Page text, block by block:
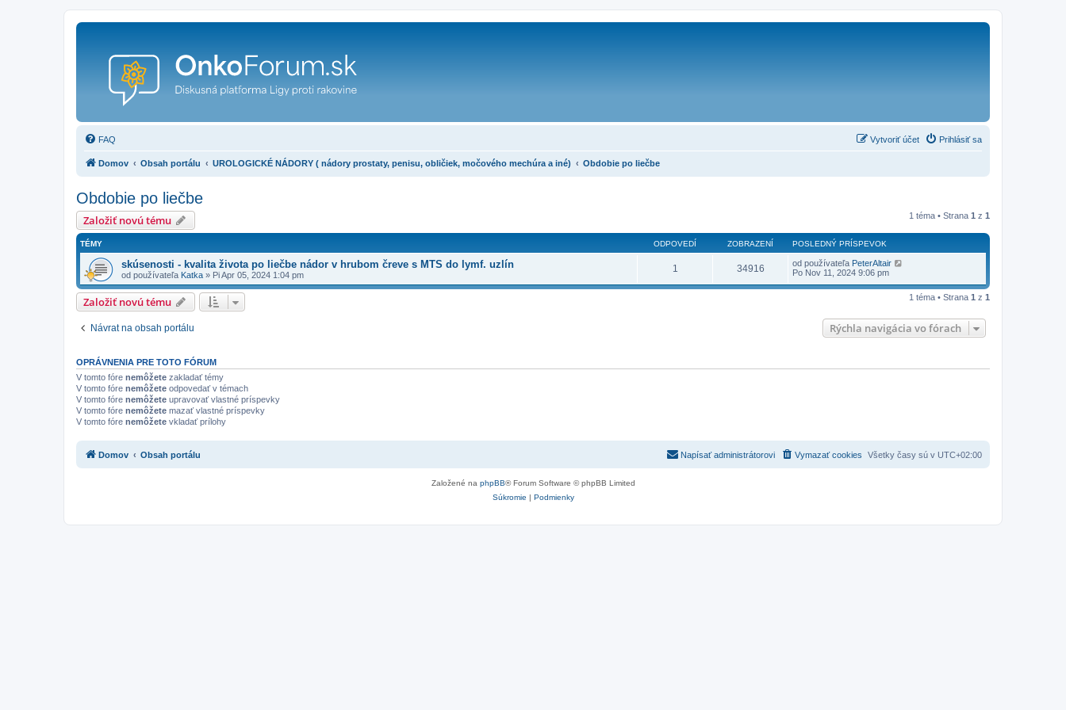
FAQ Prihlásiť sa
Vytvoriť účet
Domov Obsah portálu UROLOGICKÉ NÁDORY ( nádory prostaty, penisu, obličiek, močového mechúra a iné) Obdobie po liečbe
Obdobie po liečbe
Založiť novú tému 1 téma • Strana 1 z 1
TÉMY ODPOVEDÍ ZOBRAZENÍ POSLEDNÝ PRÍSPEVOK
skúsenosti - kvalita života po liečbe nádor v hrubom čreve s MTS do lymf. uzlín
od používateľa Katka » Pi Apr 05, 2024 1:04 pm
1 34916 od používateľa PeterAltair
Po Nov 11, 2024 9:06 pm
Založiť novú tému 1 téma • Strana 1 z 1
Návrat na obsah portálu Rýchla navigácia vo fórach
OPRÁVNENIA PRE TOTO FÓRUM
V tomto fóre nemôžete zakladať témy
V tomto fóre nemôžete odpovedať v témach
V tomto fóre nemôžete upravovať vlastné príspevky
V tomto fóre nemôžete mazať vlastné príspevky
V tomto fóre nemôžete vkladať prílohy
Domov Obsah portálu Všetky časy sú v UTC+02:00
Vymazať cookies
Napísať administrátorovi
Založené na phpBB® Forum Software © phpBB Limited
Súkromie | Podmienky